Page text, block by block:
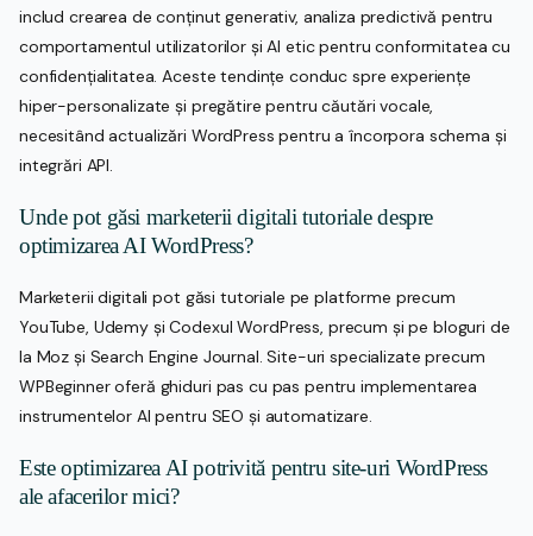
includ crearea de conținut generativ, analiza predictivă pentru
comportamentul utilizatorilor și AI etic pentru conformitatea cu
confidențialitatea. Aceste tendințe conduc spre experiențe
hiper-personalizate și pregătire pentru căutări vocale,
necesitând actualizări WordPress pentru a încorpora schema și
integrări API.
Unde pot găsi marketerii digitali tutoriale despre
optimizarea AI WordPress?
Marketerii digitali pot găsi tutoriale pe platforme precum
YouTube, Udemy și Codexul WordPress, precum și pe bloguri de
la Moz și Search Engine Journal. Site-uri specializate precum
WPBeginner oferă ghiduri pas cu pas pentru implementarea
instrumentelor AI pentru SEO și automatizare.
Este optimizarea AI potrivită pentru site-uri WordPress
ale afacerilor mici?